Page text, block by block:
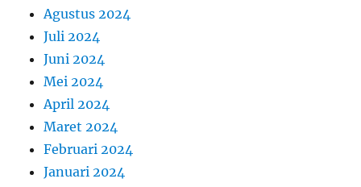
Agustus 2024
Juli 2024
Juni 2024
Mei 2024
April 2024
Maret 2024
Februari 2024
Januari 2024